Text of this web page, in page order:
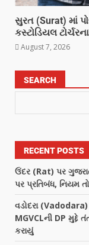
સુરત (Surat) માં
કસ્ટોડિયલ
August 7, 2026
SEARCH
RECENT POSTS
ઉંદર (Rat) પર ગુજરાત
પર પ્રતિબંધ, નિયમ
વડોદરા
MGVCLની DP
કરાયું